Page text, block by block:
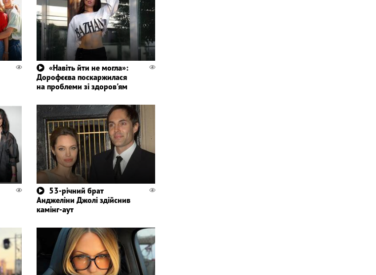
«Навіть йти не могла»:
Дорофєєва поскаржилася
на проблеми зі здоров'ям
53-річний брат
Анджеліни Джолі здійснив
камінг-аут